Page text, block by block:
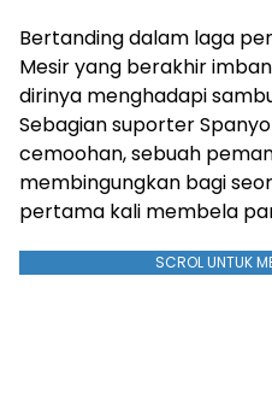
Bertanding dalam laga
Mesir yang berakhir
dirinya menghadapi
Sebagian suporter
cemoohan, sebuah
membingungkan bagi
pertama kali membela
SCROL UNTUK